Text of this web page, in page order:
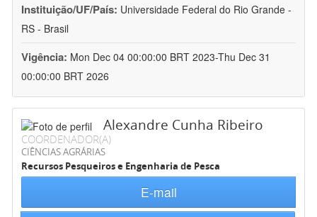
Instituição/UF/País: Universidade Federal do Rio Grande -
RS - Brasil
Vigência: Mon Dec 04 00:00:00 BRT 2023-Thu Dec 31
00:00:00 BRT 2026
Alexandre Cunha Ribeiro
COORDENADOR(A)
CIÊNCIAS AGRÁRIAS
Recursos Pesqueiros e Engenharia de Pesca
E-mail